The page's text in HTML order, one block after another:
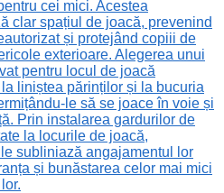
cei mici. Acestea
clar spațiul de joacă, prevenind
și protejând copiii de
exterioare. Alegerea unui
pentru locul de joacă
liniștea părinților și la bucuria
le să se joace în voie și
Prin instalarea gardurilor de
la locurile de joacă,
subliniază angajamentul lor
și bunăstarea celor mai mici